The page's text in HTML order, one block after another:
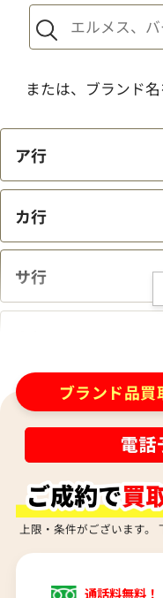
店舗での査定時
か？
店頭買取の場合
ジュエリーやバッ
買取可能ですか？
キズや汚れがあ
込んだ方が良い
査定金額はどの
電話での査定金
または、ブランド
ア行
カ行
サ行
ナ行
ハ行
マ行
ブランド品買
上限・条件がございます。
通話料無料！